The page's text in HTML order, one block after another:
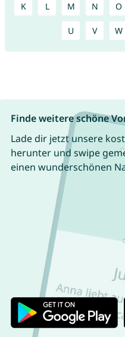
K L M N O
U V W
Finde weitere schöne
Lade dir jetzt unsere
herunter und swipe
einen wunderschönen